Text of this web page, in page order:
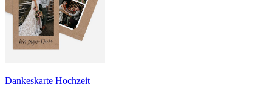
Dankeskarte Hochzeit